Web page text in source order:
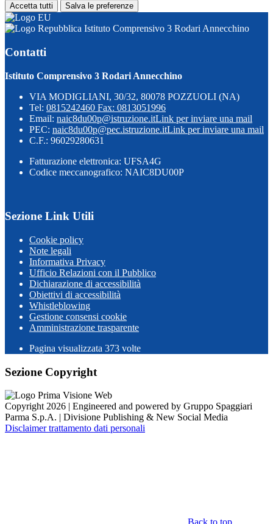
Accetta tutti Salva le preferenze
Istituto Comprensivo 3 Rodari Annecchino
Contatti
Istituto Comprensivo 3 Rodari Annecchino
VIA MODIGLIANI, 30/32, 80078 POZZUOLI (NA)
Tel: 0815242460 Fax: 0813051996
Email: naic8du00p@istruzione.itLink per inviare una mail
PEC: naic8du00p@pec.istruzione.itLink per inviare una mail
C.F.: 96029280631
Fatturazione elettronica: UFSA4G
Codice meccanografico: NAIC8DU00P
Sezione Link Utili
Cookie policy
Note legali
Informativa Privacy
Ufficio Relazioni con il Pubblico
Dichiarazione di accessibilità
Obiettivi di accessibilità
Whistleblowing
Gestione consensi cookie
Amministrazione trasparente
Pagina visualizzata 373 volte
Sezione Copyright
Copyright 2026 | Engineered and powered by Gruppo Spaggiari
Parma S.p.A. | Divisione Publishing & New Social Media
Disclaimer trattamento dati personali